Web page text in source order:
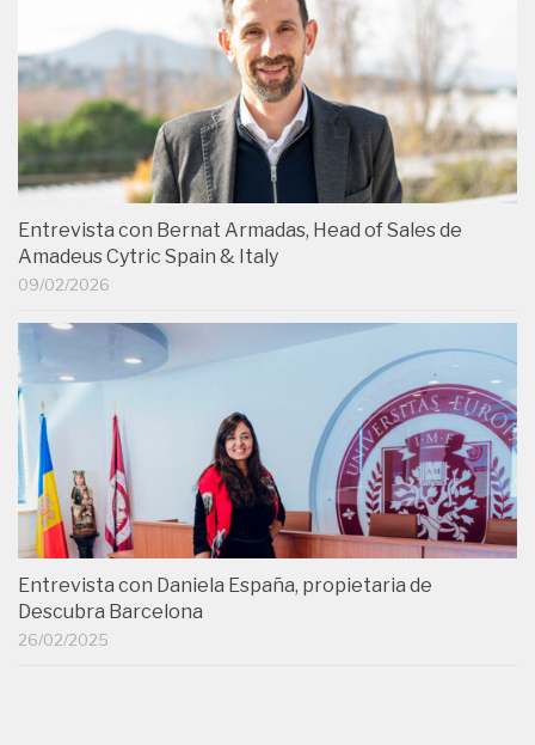
Entrevista con Bernat Armadas, Head of Sales de
Amadeus Cytric Spain & Italy
09/02/2026
Entrevista con Daniela España, propietaria de
Descubra Barcelona
26/02/2025